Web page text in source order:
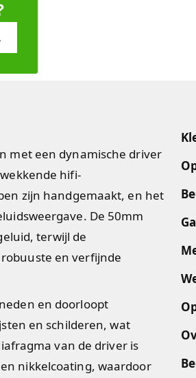
met een dynamische driver
hifi-
zijn handgemaakt, en het
De 50mm
terwijl de
en verfijnde
en doorloopt
en schilderen, wat
van de driver is
nikkelcoating, waardoor